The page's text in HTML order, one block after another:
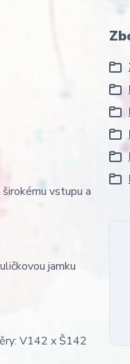
vstupu a
jamku
V142 x Š142